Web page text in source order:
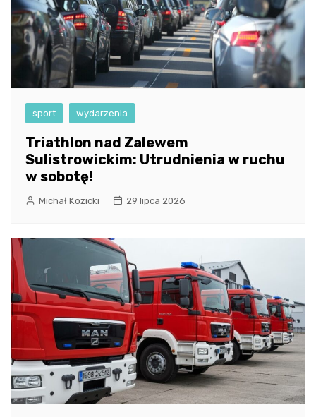
sport wydarzenia
Triathlon nad Zalewem
Sulistrowickim: Utrudnienia w ruchu
w sobotę!
Michał Kozicki 29 lipca 2026